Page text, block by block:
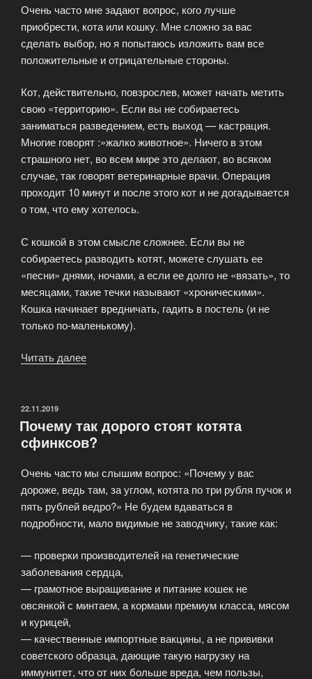
Очень часто мне задают вопрос, кого лучше
приобрести, кота или кошку. Мне сложно за вас
сделать выбор, но я попытаюсь изложить вам все
положительные и отрицательные стороны.
Кот, действительно, повзрослев, может начать метить
свою «территорию». Если вы не собираетесь
заниматься разведением, есть выход — кастрация.
Многие говорят :»жалко животное». Ничего в этом
страшного нет, во всем мире это делают, во всяком
случае, так говорят ветеринарные врачи. Операция
проходит 10 минут и после этого кот и не догадывается
о том, что ему хотелось.
С кошкой в этом смысле сложнее. Если вы не
собираетесь разводить котят, можете слушать ее
«песни» днями, ночами, а если ее долго не «вязать», то
месяцами, такие течки называют «хроническими».
Кошка начинает вредничать, гадить в постель (и не
только по-маленькому).
Читать далее
или
кошку!?»
ОПУБЛИКОВАНО
22.11.2019
Почему так дорого стоят котята
сфинксов?
Очень часто мы слышим вопрос: «Почему у вас
дороже, ведь там, за углом, котята по три рубля пучок и
пять рублей ведро?» Не будем вдаваться в
подробности, мало видимые не заводчику, такие как:
— проверки производителей на генетические
заболевания сердца,
— грамотное выращивание и питание кошек не
овсянкой с минтаем, а кормами премиум класса, мясом
и курицей,
— качественные импортные вакцины, а не прививки
советского образца, дающие такую нагрузку на
иммунитет, что от них больше вреда, чем пользы,